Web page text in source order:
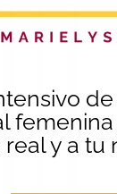
real y a tu